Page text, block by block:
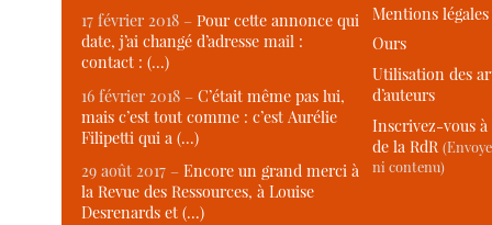
17 février 2018 –Pour cette annonce qui
date, j’ai changé d’adresse mail :
contact : (…)
16 février 2018 –C’était même pas lui,
mais c’est tout comme : c’est Aurélie
Filipetti qui a (…)
29 août 2017 –Encore un grand merci à
la Revue des Ressources, à Louise
Desrenards et (…)
Mentions légales
Ours
Utilisation des
d’auteurs
Inscrivez-vous
de la RdR
ni contenu)